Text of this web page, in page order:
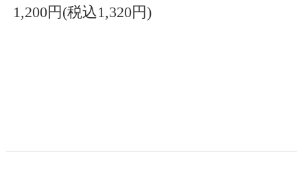
1,200円(税込1,320円)